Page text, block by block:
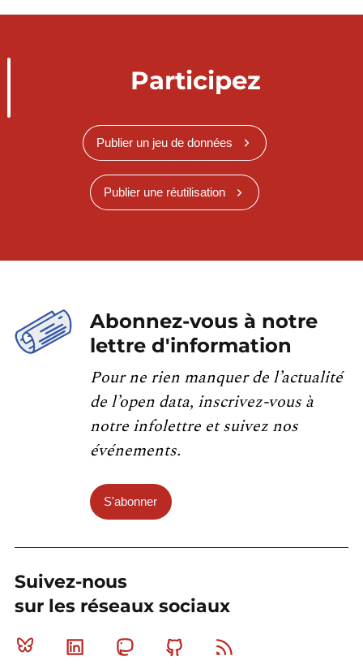
Participez
Publier un jeu de données
Publier une réutilisation
Abonnez-vous à notre
lettre d'information
Pour ne rien manquer de l’actualité
de l’open data, inscrivez-vous à
notre infolettre et suivez nos
événements.
S'abonner
Suivez-nous
sur les réseaux sociaux
Bluesky Linkedin MastodonGithub